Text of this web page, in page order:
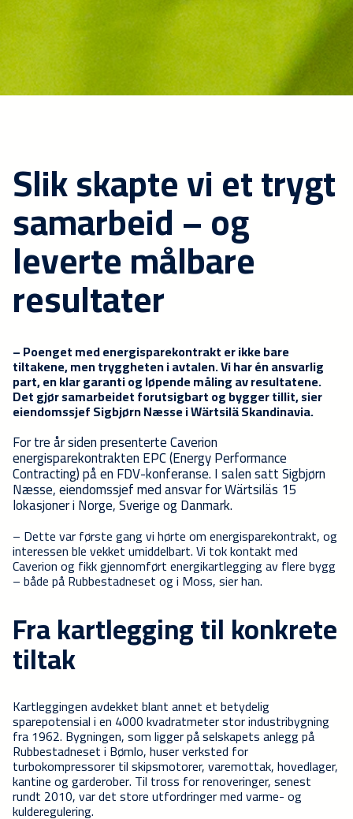
Slik skapte vi et trygt
samarbeid – og
leverte målbare
resultater
– Poenget med energisparekontrakt er ikke bare
tiltakene, men tryggheten i avtalen. Vi har én ansvarlig
part, en klar garanti og løpende måling av resultatene.
Det gjør samarbeidet forutsigbart og bygger tillit, sier
eiendomssjef Sigbjørn Næsse i Wärtsilä Skandinavia.
For tre år siden presenterte Caverion
energisparekontrakten EPC (Energy Performance
Contracting) på en FDV-konferanse. I salen satt Sigbjørn
Næsse, eiendomssjef med ansvar for Wärtsiläs 15
lokasjoner i Norge, Sverige og Danmark.
– Dette var første gang vi hørte om energisparekontrakt, og
interessen ble vekket umiddelbart. Vi tok kontakt med
Caverion og fikk gjennomført energikartlegging av flere bygg
– både på Rubbestadneset og i Moss, sier han.
Fra kartlegging til konkrete
tiltak
Kartleggingen avdekket blant annet et betydelig
sparepotensial i en 4000 kvadratmeter stor industribygning
fra 1962. Bygningen, som ligger på selskapets anlegg på
Rubbestadneset i Bømlo, huser verksted for
turbokompressorer til skipsmotorer, varemottak, hovedlager,
kantine og garderober. Til tross for renoveringer, senest
rundt 2010, var det store utfordringer med varme- og
kulderegulering.